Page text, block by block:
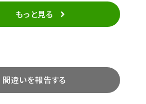
もっと見る
間違いを報告する